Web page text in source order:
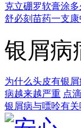
克立硼罗软膏涂多
舒必刻苗药一支
银屑病
为什么头皮有银屑
病越来越严重 点
银屑病与嘌呤有关